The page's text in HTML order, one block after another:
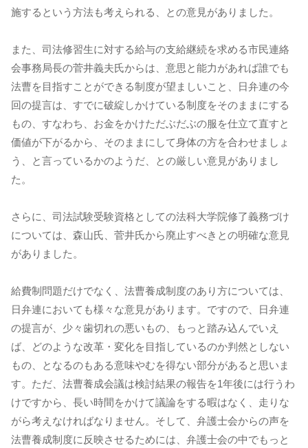
施するという方法も考えられる、との意見がありました。
また、司法修習生に対する給与の支給継続を求める市民連絡
会事務局長の菅井義夫氏からは、意思と能力があれば誰でも
法曹を目指すことができる制度が望ましいこと、日弁連の今
回の提言は、すでに破綻しかけている制度をそのままにする
もの、すなわち、お金をかけただぶだぶの服を仕立て直すと
価値が下がるから、そのままにして身体の方を合わせましょ
う、と言っているかのようだ、との厳しい意見がありまし
た。
さらに、司法試験受験資格としての法科大学院修了義務づけ
については、森山氏、菅井氏から廃止すべきとの明確な意見
がありました。
給費制問題だけでなく、法曹養成制度のあり方については、
日弁連においても様々な意見があります。ですので、日弁連
の提言が、少々歯切れの悪いもの、もっと踏み込んでいえ
ば、どのような改革・変化を目指しているのか判然としない
もの、となるのもある意味やむを得ない部分があると思いま
す。ただ、法曹養成会議は検討結果の報告を1年後には行うわ
けですから、長い時間をかけて議論をする暇はなく、走りな
がら考えなければなりません。そして、弁護士会からの声を
法曹養成制度に反映させるためには、弁護士会の中でもっと